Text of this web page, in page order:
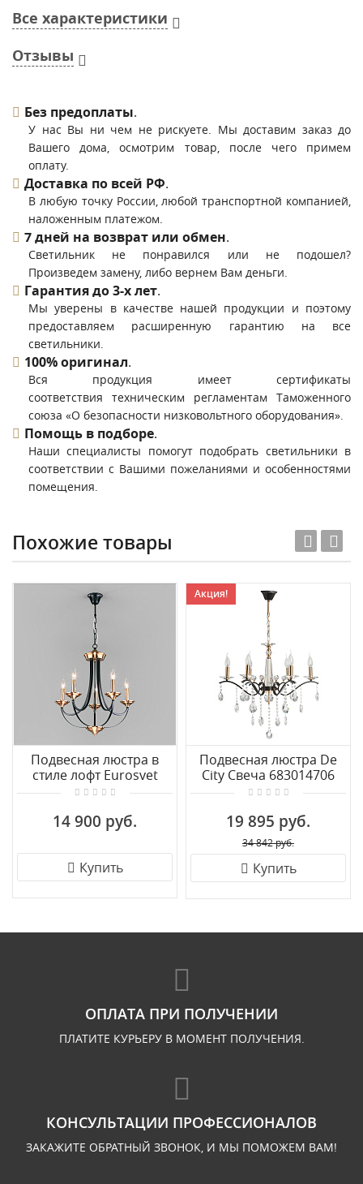
Все характеристики
Отзывы
Без предоплаты.
У нас Вы ни чем не рискуете. Мы доставим заказ до
Вашего дома, осмотрим товар, после чего примем
оплату.
Доставка по всей РФ.
В любую точку России, любой транспортной компанией,
наложенным платежом.
7 дней на возврат или обмен.
Светильник не понравился или не подошел?
Произведем замену, либо вернем Вам деньги.
Гарантия до 3-х лет.
Мы уверены в качестве нашей продукции и поэтому
предоставляем расширенную гарантию на все
светильники.
100% оригинал.
Вся продукция имеет сертификаты
соответствия техническим регламентам Таможенного
союза «О безопасности низковольтного оборудования».
Помощь в подборе.
Наши специалисты помогут подобрать светильники в
соответствии с Вашими пожеланиями и особенностями
помещения.
Похожие товары
Подвесная люстра в
стиле лофт Eurosvet
Lazzaro 60098/5 черный
14 900 руб.
Купить
Акция!
Подвесная люстра De
City Свеча 683014706
19 895 руб.
34 842 руб.
Купить
ОПЛАТА ПРИ ПОЛУЧЕНИИ
ПЛАТИТЕ КУРЬЕРУ В МОМЕНТ ПОЛУЧЕНИЯ.
КОНСУЛЬТАЦИИ ПРОФЕССИОНАЛОВ
ЗАКАЖИТЕ ОБРАТНЫЙ ЗВОНОК, И МЫ ПОМОЖЕМ ВАМ!